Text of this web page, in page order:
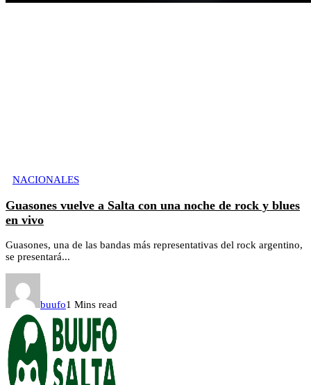
NACIONALES
Guasones vuelve a Salta con una noche de rock y blues
en vivo
Guasones, una de las bandas más representativas del rock argentino,
se presentará...
buufo1 Mins read